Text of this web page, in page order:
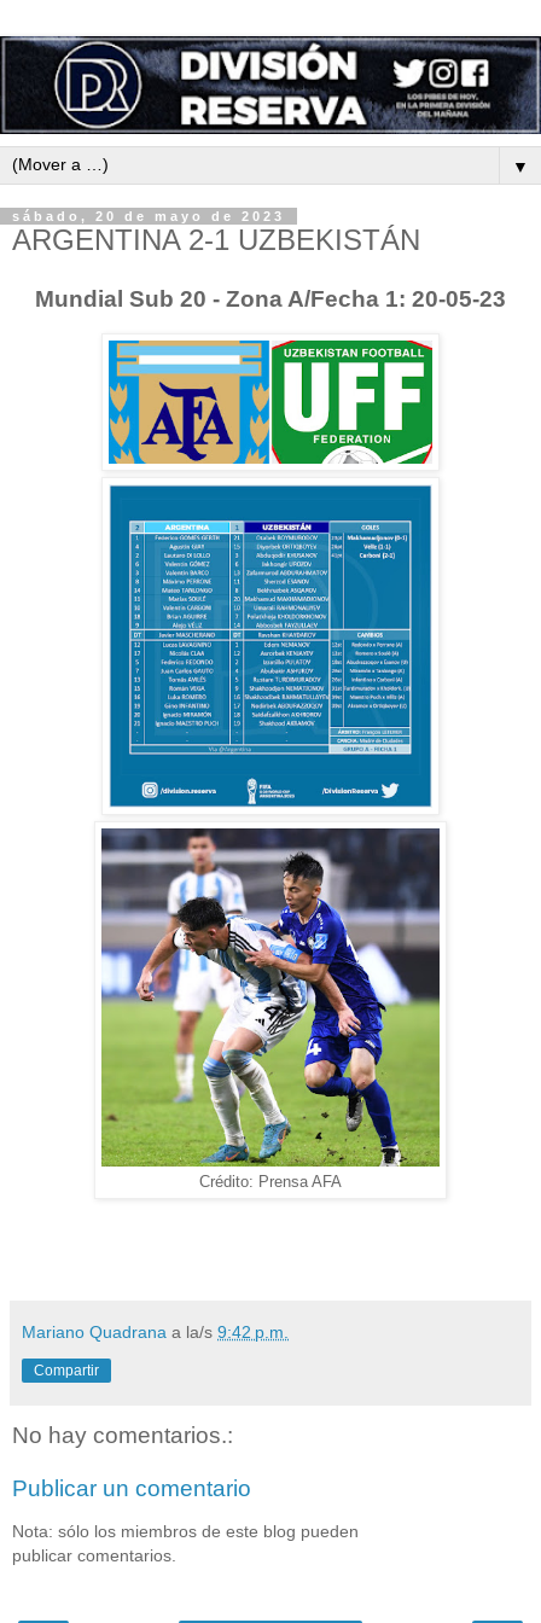
▼
sábado, 20 de mayo de 2023
ARGENTINA 2-1 UZBEKISTÁN
Mundial Sub 20 - Zona A/Fecha 1: 20-05-23
Crédito: Prensa AFA
Mariano Quadrana a la/s 9:42 p.m.
Compartir
No hay comentarios.:
Publicar un comentario
Nota: sólo los miembros de este blog pueden
publicar comentarios.